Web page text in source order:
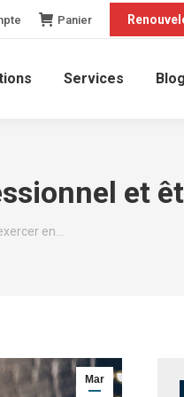
Panier
Services Blog
et
en…
Mar